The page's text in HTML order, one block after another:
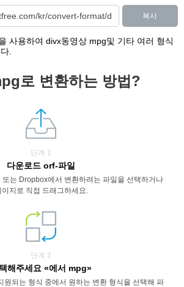
복사
사용하여 divx동영상 mpg및 기타 여러 형식
.
로 변환하는 방법?
단계 1
다운로드 orf-파일
는 Dropbox에서 변환하려는 파일을 선택하거나
이지로 직접 드래그하세요.
단계 2
해주세요 «에서 mpg»
원되는 형식 중에서 원하는 변환 형식을 선택해 파